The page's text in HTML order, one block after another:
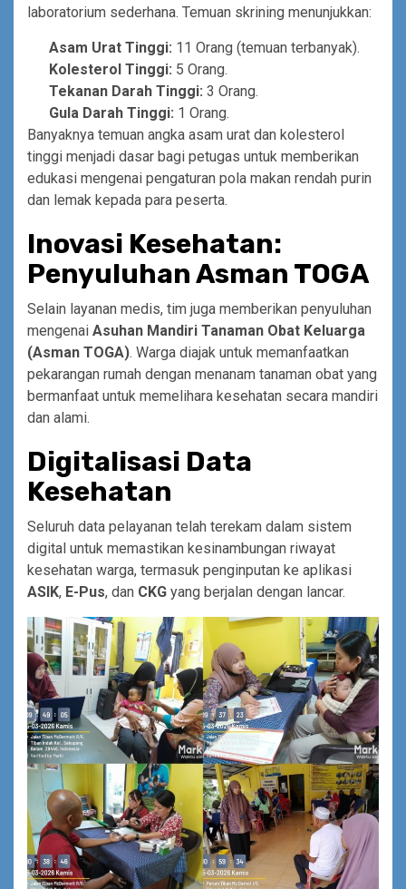
laboratorium sederhana. Temuan skrining menunjukkan:
Asam Urat Tinggi: 11 Orang (temuan terbanyak).
Kolesterol Tinggi: 5 Orang.
Tekanan Darah Tinggi: 3 Orang.
Gula Darah Tinggi: 1 Orang.
Banyaknya temuan angka asam urat dan kolesterol
tinggi menjadi dasar bagi petugas untuk memberikan
edukasi mengenai pengaturan pola makan rendah purin
dan lemak kepada para peserta.
Inovasi Kesehatan:
Penyuluhan Asman TOGA
Selain layanan medis, tim juga memberikan penyuluhan
mengenai Asuhan Mandiri Tanaman Obat Keluarga
(Asman TOGA). Warga diajak untuk memanfaatkan
pekarangan rumah dengan menanam tanaman obat yang
bermanfaat untuk memelihara kesehatan secara mandiri
dan alami.
Digitalisasi Data
Kesehatan
Seluruh data pelayanan telah terekam dalam sistem
digital untuk memastikan kesinambungan riwayat
kesehatan warga, termasuk penginputan ke aplikasi
ASIK, E-Pus, dan CKG yang berjalan dengan lancar.